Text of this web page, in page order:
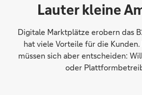
Lauter kleine
Digitale Marktplätze erobern das
hat viele Vorteile für die
müssen sich aber entscheiden:
oder